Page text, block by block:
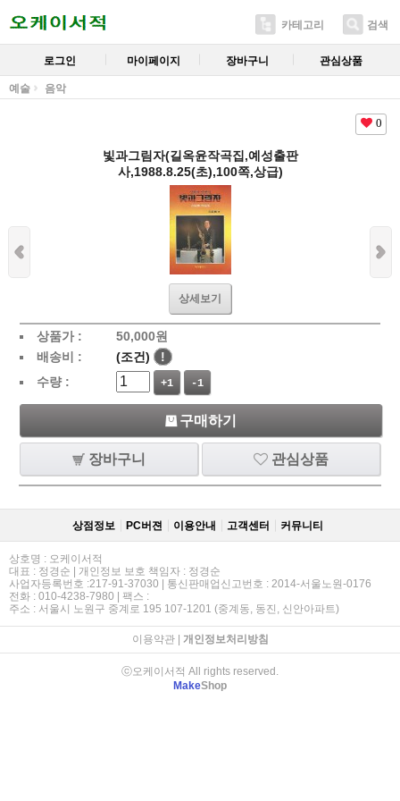
카테고리 검색
로그인 마이페이지 장바구니 관심상품
예술 음악
0
빛과그림자(길옥윤작곡집,예성출판
사,1988.8.25(초),100쪽,상급)
상세보기
상품가 : 50,000원
배송비 :
(조건)
!
수량 :
+1 -1
구매하기
장바구니 관심상품
상점정보 PC버젼 이용안내 고객센터 커뮤니티
상호명 : 오케이서적
대표 : 정경순 | 개인정보 보호 책임자 : 정경순
사업자등록번호 :217-91-37030 | 통신판매업신고번호 : 2014-서울노원-0176
전화 : 010-4238-7980 | 팩스 :
주소 : 서울시 노원구 중계로 195 107-1201 (중계동, 동진, 신안아파트)
이용약관| 개인정보처리방침
ⓒ오케이서적 All rights reserved.
MakeShop